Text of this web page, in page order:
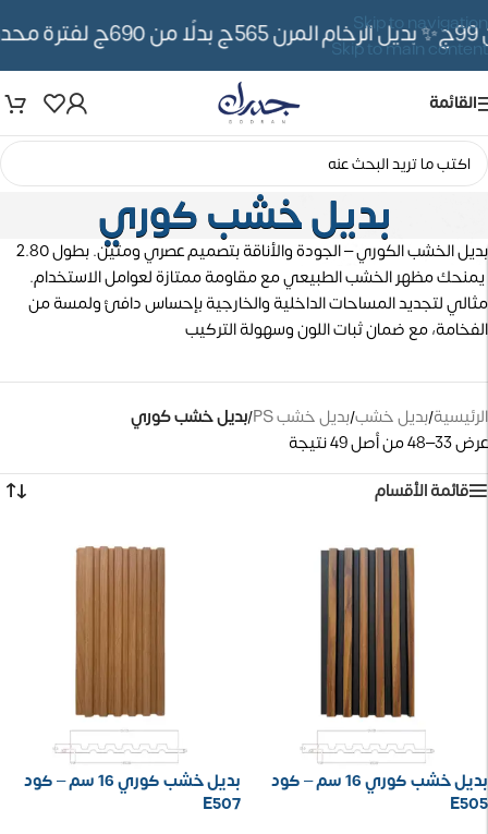
Skip to navigation
Skip to main content
✨ بديل الرخام المرن 565ج بدلًا من 690ج لفترة محدوده
القائمة
بديل خشب كوري
يمنحك مظهر الخشب الطبيعي مع مقاومة ممتازة لعوامل الاستخدام.
مثالي لتجديد المساحات الداخلية والخارجية بإحساس دافئ ولمسة من
الفخامة، مع ضمان ثبات اللون وسهولة التركيب
الرئيسية/بديل خشب/بديل خشب PS /بديل خشب كوري
عرض 33–48 من أصل 49 نتيجة
قائمة الأقسام
بديل خشب كوري 16 سم – كود
E505
بديل خشب كوري 16 سم – كود
E507